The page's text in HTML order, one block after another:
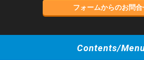
フォームからのお問合
Contents/